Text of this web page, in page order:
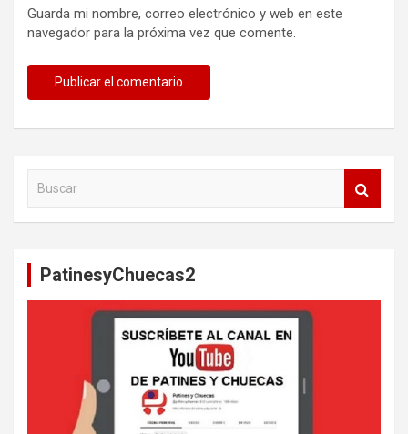
Guarda mi nombre, correo electrónico y web en este
navegador para la próxima vez que comente.
PatinesyChuecas2